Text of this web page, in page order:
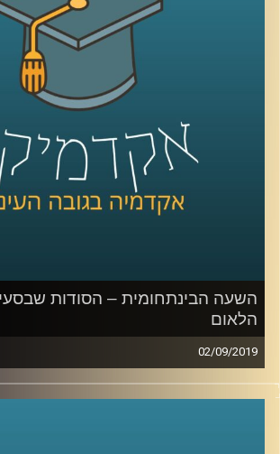
לכלכלה, החוקרת כלכלת עבודה
פערים באי שוויון בשווקים,
האחד בנוגע להשפעה של שפה
תוצאות במבחנים
,והשני מדבר
להיות אנונימי ועדיין ניתן לראות
של איפיון למגדר פוגעת בנשים-
הלאום
02/09/2019